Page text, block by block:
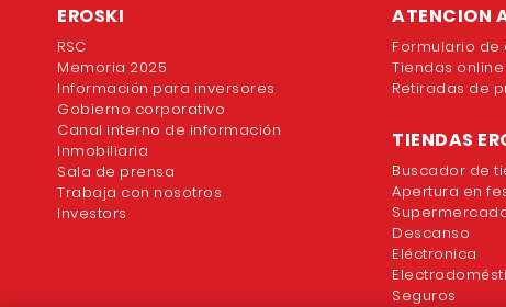
EROSKI
RSC
Memoria 2025
Información para inversores
Gobierno corporativo
Canal interno de información
Inmobiliaria
Sala de prensa
Trabaja con nosotros
Investors
ATENCION
Formulario de
Tiendas online
Retiradas de
TIENDAS
Buscador de
Apertura en
Descanso
Eléctronica
Seguros